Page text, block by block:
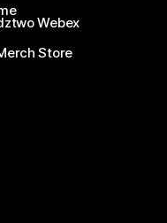
Webex
Store